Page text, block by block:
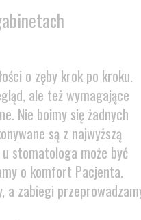
o zęby krok po kroku.
ale też wymagające
Nie boimy się żadnych
są z najwyższą
stomatologa może być
o komfort Pacjenta.
a zabiegi